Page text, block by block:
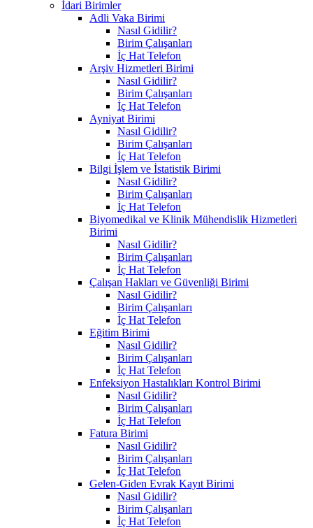
İdari Birimler
Adli Vaka Birimi
Nasıl Gidilir?
Birim Çalışanları
İç Hat Telefon
Arşiv Hizmetleri Birimi
Nasıl Gidilir?
Birim Çalışanları
İç Hat Telefon
Ayniyat Birimi
Nasıl Gidilir?
Birim Çalışanları
İç Hat Telefon
Bilgi İşlem ve İstatistik Birimi
Nasıl Gidilir?
Birim Çalışanları
İç Hat Telefon
Biyomedikal ve Klinik Mühendislik Hizmetleri
Birimi
Nasıl Gidilir?
Birim Çalışanları
İç Hat Telefon
Çalışan Hakları ve Güvenliği Birimi
Nasıl Gidilir?
Birim Çalışanları
İç Hat Telefon
Eğitim Birimi
Nasıl Gidilir?
Birim Çalışanları
İç Hat Telefon
Enfeksiyon Hastalıkları Kontrol Birimi
Nasıl Gidilir?
Birim Çalışanları
İç Hat Telefon
Fatura Birimi
Nasıl Gidilir?
Birim Çalışanları
İç Hat Telefon
Gelen-Giden Evrak Kayıt Birimi
Nasıl Gidilir?
Birim Çalışanları
İç Hat Telefon